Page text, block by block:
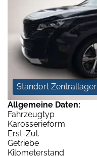
Standort Zentrallager
Allgemeine Daten:
Fahrzeugtyp
Karosserieform
Erst-Zul.
Getriebe
Kilometerstand